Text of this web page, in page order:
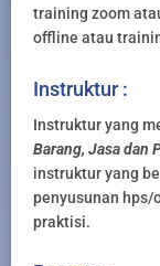
training zoom
offline atau
Instruktur :
Instruktur yang
Barang, Jasa dan
instruktur yang
penyusunan hps/
praktisi.